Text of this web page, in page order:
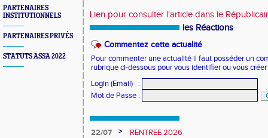
PARTENAIRES
INSTITUTIONNELS
PARTENAIRES PRIVÉS
STATUTS ASSA 2022
Lien pour consulter l'article dans le
les Réactions
Commentez cette actualité
Pour commenter une actualité il faut posséder un
rubrique ci-dessous pour vous identifier ou vous
Login (Email)
:
Mot de Passe :
22/07 >
RENTREE 2026